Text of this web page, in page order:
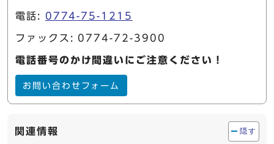
電話: 0774-75-1215
ファックス: 0774-72-3900
電話番号のかけ間違いにご注意ください！
お問い合わせフォーム
関連情報 隠す